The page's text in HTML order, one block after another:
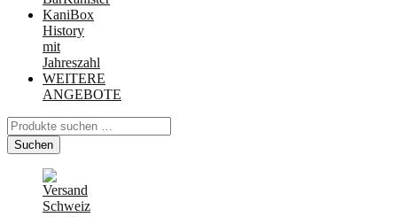
KaniBox
History
mit
Jahreszahl
WEITERE
ANGEBOTE
Suchen
nach:
Suchen